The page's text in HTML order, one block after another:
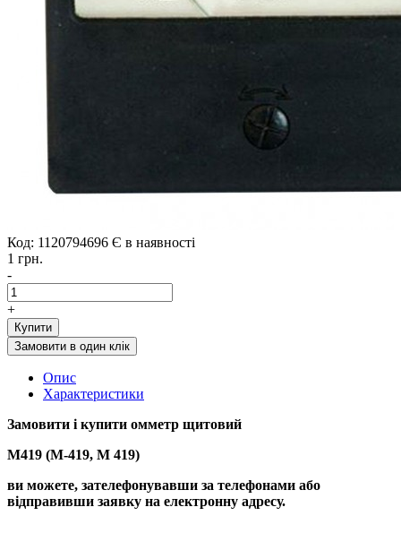
Код: 1120794696 Є в наявності
1 грн.
-
+
Купити
Замовити в один клік
Опис
Характеристики
Замовити і купити омметр щитовий
М419 (М-419, М 419)
ви можете, зателефонувавши за телефонами або
відправивши заявку на електронну адресу.